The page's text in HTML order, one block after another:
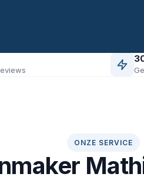
ONZE SERVICE